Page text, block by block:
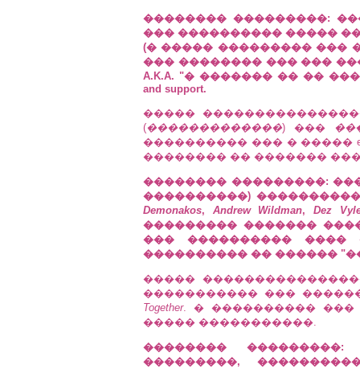
�������� ���������:
��� ���������� ����� ���
(� ����� ��������� ���
��� �������� ��� ���
A.K.A. "� ������� �� �� ���
and support.
�����
(�������������) ���
���������� ��� � �����
�������� �� ������� ���
�������� ���������:
����������)
Demonakos, Andrew Wildman,Dez
��������� �������
��� ���������� ����
���������� �� ������
�����
����������� ���
Together. � ����������
����� �����������.
��������
���������,